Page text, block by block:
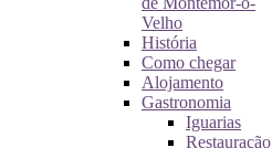
Velho
História
Como chegar
Alojamento
Gastronomia
Iguarias
Restauração